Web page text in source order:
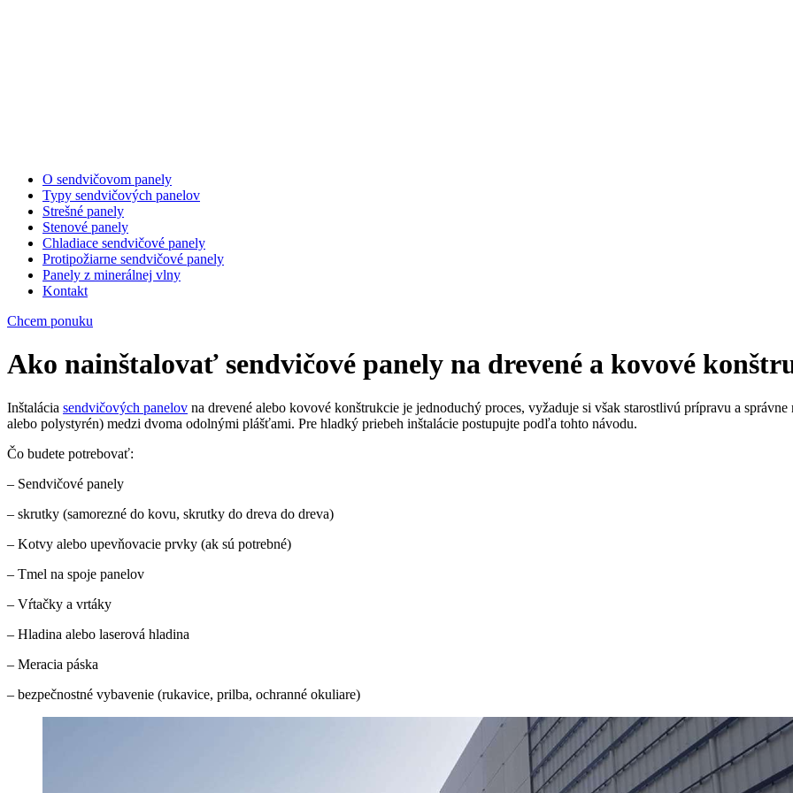
O sendvičovom panely
Typy sendvičových panelov
Strešné panely
Stenové panely
Chladiace sendvičové panely
Protipožiarne sendvičové panely
Panely z minerálnej vlny
Kontakt
Chcem ponuku
Ako nainštalovať sendvičové panely na drevené a kovové
Inštalácia sendvičových panelov na drevené alebo kovové konštrukcie je jednoduchý proces, vyžaduje si však starostlivú prípravu a
alebo polystyrén) medzi dvoma odolnými plášťami. Pre hladký priebeh inštalácie postupujte podľa tohto návodu.
Čo budete potrebovať:
– Sendvičové panely
– skrutky (samorezné do kovu, skrutky do dreva do dreva)
– Kotvy alebo upevňovacie prvky (ak sú potrebné)
– Tmel na spoje panelov
– Vŕtačky a vrtáky
– Hladina alebo laserová hladina
– Meracia páska
– bezpečnostné vybavenie (rukavice, prilba, ochranné okuliare)